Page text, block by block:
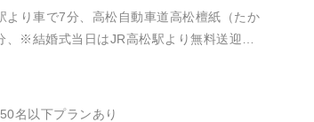
より車で7分、高松自動車道高松檀紙（たか
、※結婚式当日はJR高松駅より無料送迎バ
名以下プランあり